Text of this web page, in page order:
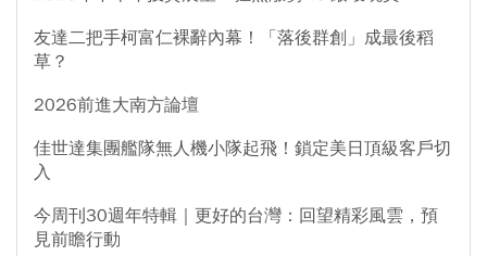
友達二把手柯富仁裸辭內幕！「落後群創」成最後稻
草？
2026前進大南方論壇
佳世達集團艦隊無人機小隊起飛！鎖定美日頂級客戶切
入
今周刊30週年特輯｜更好的台灣：回望精彩風雲，預
見前瞻行動